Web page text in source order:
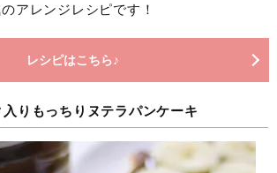
アレンジレシピです！
レシピはこちら♪
りもっちりヌテラパンケーキ